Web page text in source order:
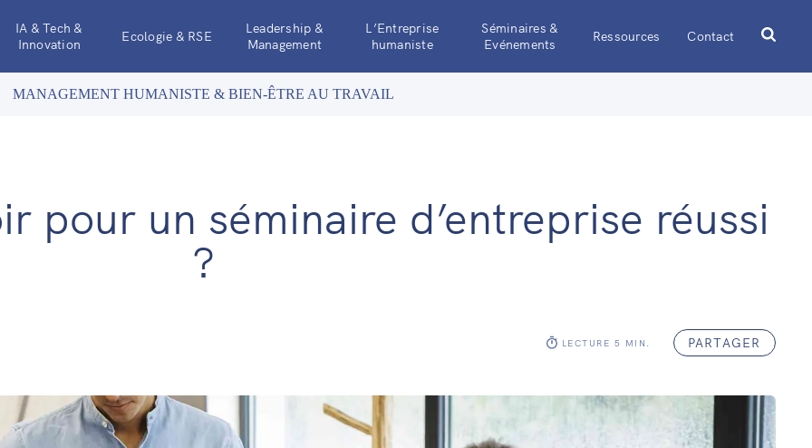
IA & Tech &
Innovation
Ecologie & RSE
Leadership &
Management
L’Entreprise
humaniste
Séminaires &
Evénements
Ressources Contact
MANAGEMENT HUMANISTE & BIEN-ÊTRE AU TRAVAIL
pour un séminaire d’entreprise réussi
?
LECTURE 5 MIN. PARTAGER